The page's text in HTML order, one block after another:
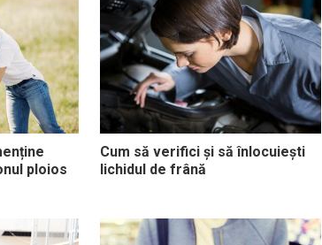
ploios
Cum să verifici și să înlocuiești
lichidul de frână